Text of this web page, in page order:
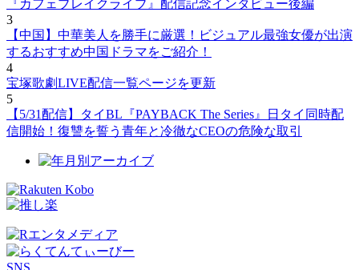
『カフェブレイクライブ』配信記念インタビュー後編
3
【中国】中華美人を勝手に厳選！ビジュアル最強女優が出演
するおすすめ中国ドラマをご紹介！
4
宝塚歌劇LIVE配信一覧ページを更新
5
【5/31配信】タイBL『PAYBACK The Series』日タイ同時配
信開始！復讐を誓う青年と冷徹なCEOの危険な取引
SNS